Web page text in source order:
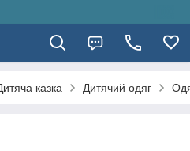
казка Дитячий одяг